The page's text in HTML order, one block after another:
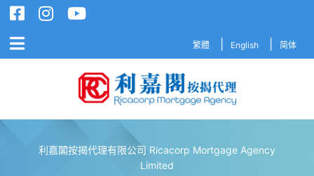
繁體 English 简体
利嘉閣按揭代理有限公司 Ricacorp Mortgage Agency
Limited